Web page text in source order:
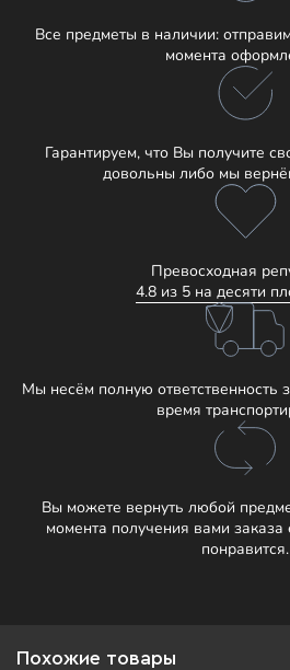
Все предметы в наличии:
момента
Гарантируем, что Вы получите
довольны либо мы
Превосходная
4.8 из 5 на десяти
Мы несём полную ответственность
время
Вы можете вернуть любой
момента получения вами
понравится.
Похожие товары